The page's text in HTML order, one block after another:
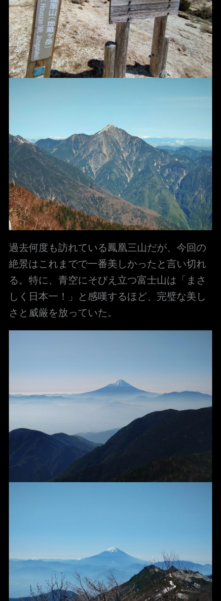
過去何度も訪れている鳳凰三山だが、今回の
絶景はこれまでで一番美しかったと言い切れ
る。特に、青空にそびえ立つ富士山は「まさ
しく日本一！」と感嘆するほど、完璧な美し
さと威厳を放っていた。